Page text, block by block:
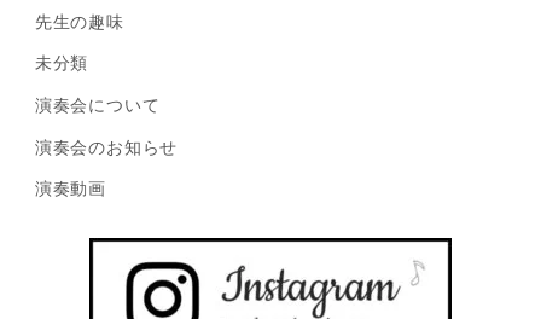
先生の趣味
未分類
演奏会について
演奏会のお知らせ
演奏動画